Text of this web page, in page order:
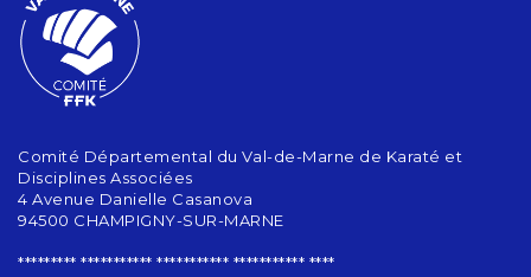
Comité Départemental du Val-de-Marne de Karaté et
Disciplines Associées
4 Avenue Danielle Casanova
94500 CHAMPIGNY-SUR-MARNE
********* *********** *********** *********** ****